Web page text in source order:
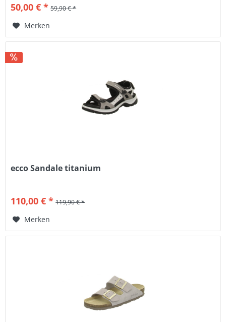
50,00 € * 59,90 € *
Merken
ecco Sandale titanium
110,00 € * 119,90 € *
Merken